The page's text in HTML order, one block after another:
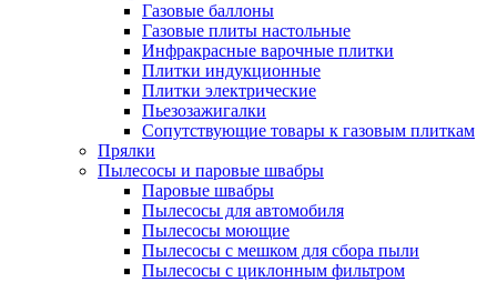
Газовые баллоны
Газовые плиты настольные
Инфракрасные варочные плитки
Плитки индукционные
Плитки электрические
Пьезозажигалки
Сопутствующие товары к газовым плиткам
Прялки
Пылесосы и паровые швабры
Паровые швабры
Пылесосы для автомобиля
Пылесосы моющие
Пылесосы с мешком для сбора пыли
Пылесосы с циклонным фильтром